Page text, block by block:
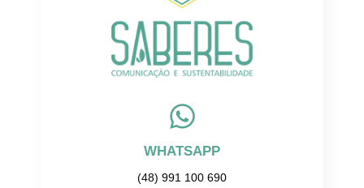
WHATSAPP
(48) 991 100 690